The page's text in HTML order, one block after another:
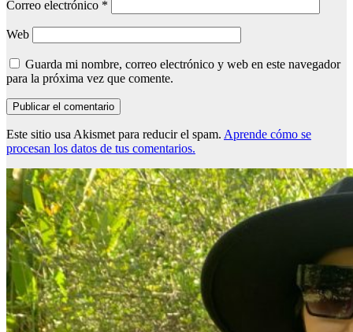
Correo electrónico *
Web
Guarda mi nombre, correo electrónico y web en este navegador
para la próxima vez que comente.
Este sitio usa Akismet para reducir el spam. Aprende cómo se
procesan los datos de tus comentarios.